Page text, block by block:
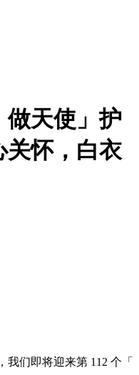
做天使」护
怀，白衣
们即将迎来第 112 个「